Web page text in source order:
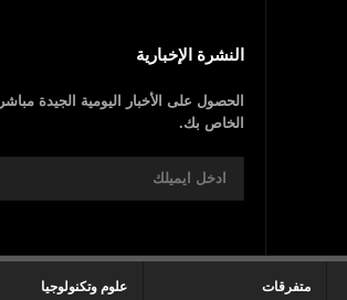
النشرة الإخبارية
الحصول على الأخبار اليومية الجيدة
الخاص بك.
متفرقات علوم وتكنولوجيا